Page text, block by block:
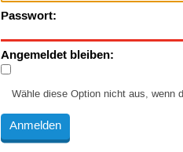
Passwort:
Angemeldet bleiben:
Wähle diese Option nicht aus, wenn